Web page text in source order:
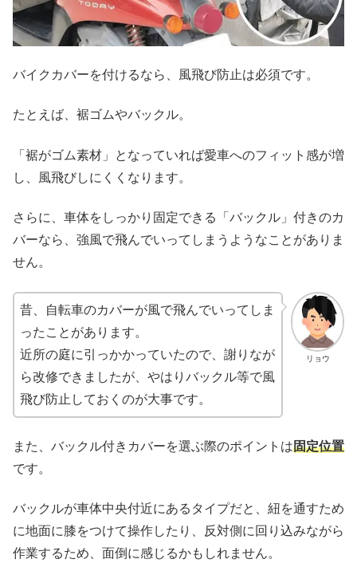
バイクカバーを付けるなら、風飛び防止は必須です。
たとえば、裾ゴムやバックル。
「裾がゴム素材」となっていれば愛車へのフィット感が増
し、風飛びしにくくなります。
さらに、車体をしっかり固定できる「バックル」付きのカ
バーなら、強風で飛んでいってしまうようなことがありま
せん。
リョウ
昔、自転車のカバーが風で飛んでいってしま
ったことがあります。
近所の庭に引っかかっていたので、謝りなが
ら改修できましたが、やはりバックル等で風
飛び防止しておくのが大事です。
また、バックル付きカバーを選ぶ際のポイントは固定位置
です。
バックルが車体中央付近にあるタイプだと、紐を通すため
に地面に膝をつけて操作したり、反対側に回り込みながら
作業するため、面倒に感じるかもしれません。